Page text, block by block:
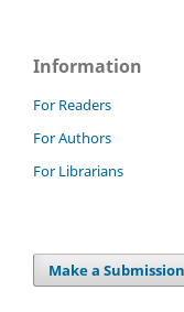
Information
For Readers
For Authors
For Librarians
Make a Submission